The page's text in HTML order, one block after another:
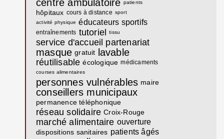
centre ambulatoire patients
hôpitaux cours à distance sport
activité physique éducateurs sportifs
entraînements tutoriel tissu
service d'accueil partenariat
masque gratuit lavable
réutilisable écologique médicaments
courses alimentaires
personnes vulnérables maire
conseillers municipaux
permanence téléphonique
réseau solidaire Croix-Rouge
marché alimentaire ouverture
dispositions sanitaires patients âgés